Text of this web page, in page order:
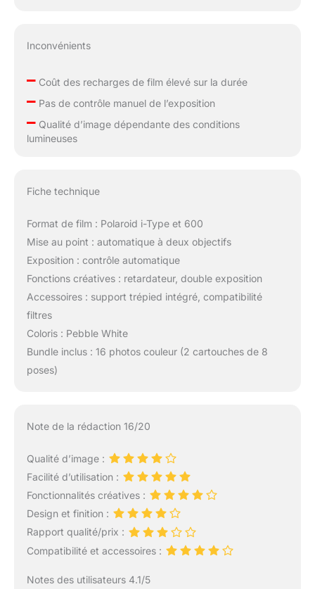
Inconvénients
–Coût des recharges de film élevé sur la durée
–Pas de contrôle manuel de l’exposition
–Qualité d’image dépendante des conditions
lumineuses
Fiche technique
Format de film : Polaroid i-Type et 600
Mise au point : automatique à deux objectifs
Exposition : contrôle automatique
Fonctions créatives : retardateur, double exposition
Accessoires : support trépied intégré, compatibilité
filtres
Coloris : Pebble White
Bundle inclus : 16 photos couleur (2 cartouches de 8
poses)
Note de la rédaction 16/20
Qualité d’image :
Facilité d’utilisation :
Fonctionnalités créatives :
Design et finition :
Rapport qualité/prix :
Compatibilité et accessoires :
Notes des utilisateurs 4.1/5